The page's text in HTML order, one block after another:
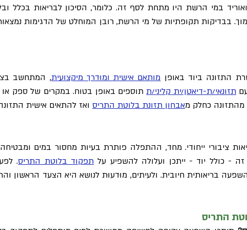
במי הרשת היו מתחת לסף זה. כלומר, הסיכון לבריאות בכלל
בבדיקות תקופתיות של מי הרשת, רובן המוחלט של הדגימות
התזונה ביוד באופן מותאם אישית ומוּדרך מיקצועית, המתחשב
עםתזונאי/ת-דיאטן/ית קליני/תתוספים באופן בטוח. במקרים של ספק
מהתזונה כחלק מאבחון תזונת בלוטת התריס ואז להתאים אישית
ציבורי ייחודי. מחד, ההתפלה פותרת בעיות מחסור במים
- כולל יוד - ייתכן ועלולה להשפיע על תפקוד בלוטת התריס.
בריאותית חיובית. ולעיתים, מוּדעוּת לנושא היא הצעד הראשון